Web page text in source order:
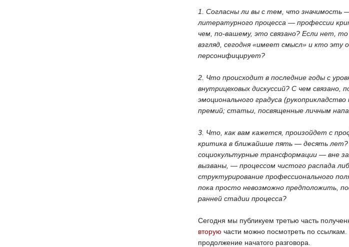
1. Согласны ли вы с тем, что значимость
литературного процесса — профессии
чем, по-вашему, это связано? Если нет,
взгляд, сегодня «имеет смысл» и кто эту
персонифицирует?
2. Что происходит в последние годы с
внутрицеховых дискуссий? С чем связано,
эмоционального градуса (рукоприкладство
премий; статьи, посвященные личным
3. Что, как вам кажется, произойдет с
критика в ближайшие пять — десять
социокультурные трансформации — вне
вызваны, — процессом чистого распада
структурирование профессионального
пока просто невозможно предположить,
ранней стадии процесса?
Сегодня мы публикуем третью часть
вторую части можно посмотреть по
продолжение начатого разговора.